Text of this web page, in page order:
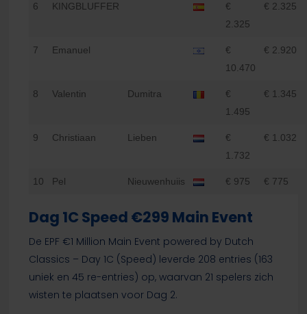
6 KINGBLUFFER
€
2.325
€ 2.325
7 Emanuel
€
10.470
€ 2.920
8 Valentin Dumitra
€
1.495
€ 1.345
9 Christiaan Lieben
€
1.732
€ 1.032
10 Pel Nieuwenhuiis € 975 € 775
Dag 1C Speed €299 Main Event
De EPF €1 Million Main Event powered by Dutch
Classics – Day 1C (Speed) leverde 208 entries (163
uniek en 45 re-entries) op, waarvan 21 spelers zich
wisten te plaatsen voor Dag 2.